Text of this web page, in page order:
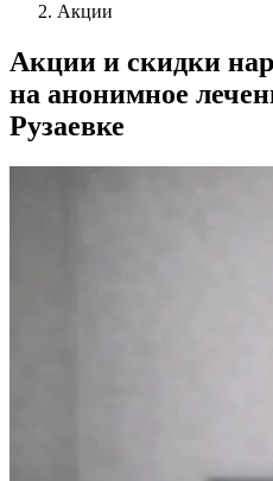
Акции
Акции и скидки
на анонимное
Рузаевке